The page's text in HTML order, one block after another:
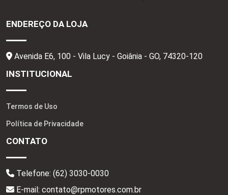
ENDEREÇO DA LOJA
Avenida E6, 100 - Vila Lucy - Goiânia - GO, 74320-120
INSTITUCIONAL
Termos de Uso
Política de Privacidade
CONTATO
Telefone: (62) 3030-0030
E-mail: contato@rpmotores.com.br